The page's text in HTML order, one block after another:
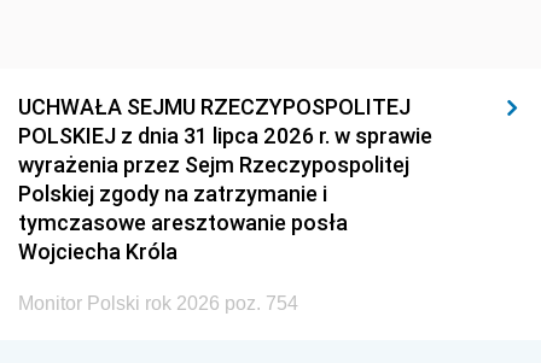
UCHWAŁA SEJMU RZECZYPOSPOLITEJ
POLSKIEJ z dnia 31 lipca 2026 r. w sprawie
wyrażenia przez Sejm Rzeczypospolitej
Polskiej zgody na zatrzymanie i
tymczasowe aresztowanie posła
Wojciecha Króla
Monitor Polski rok 2026 poz. 754